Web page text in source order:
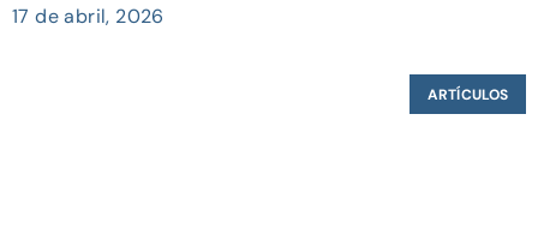
17 de abril, 2026
ARTÍCULOS